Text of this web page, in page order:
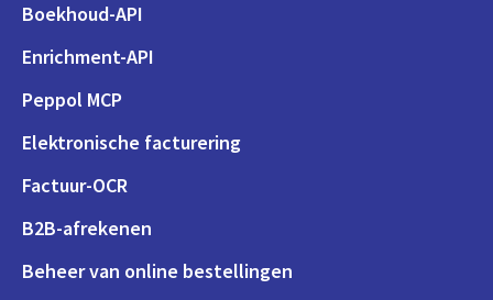
Boekhoud-API
Enrichment-API
Peppol MCP
Elektronische facturering
Factuur-OCR
B2B-afrekenen
Beheer van online bestellingen